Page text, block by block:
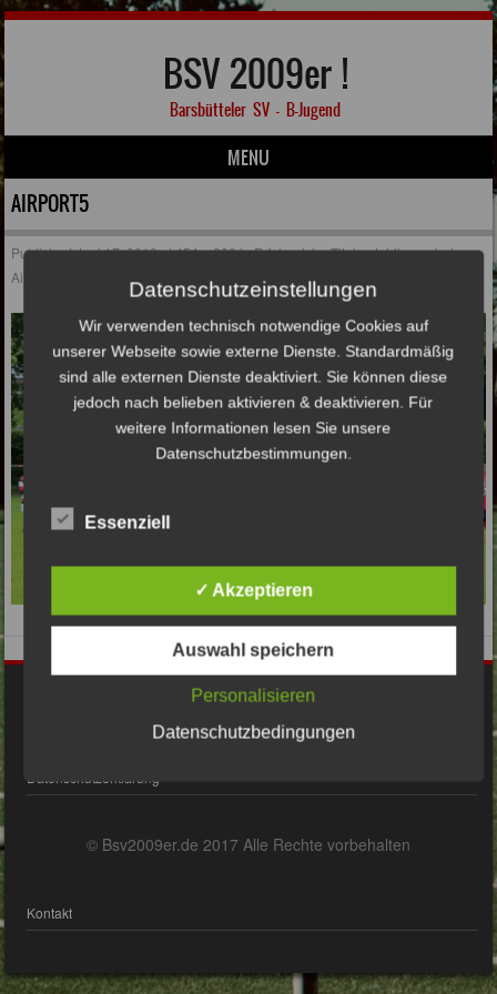
BSV 2009er !
Barsbütteler SV – B-Jugend
MENU
Skip to content
AIRPORT5
PublishedJuni 17, 2019at454 × 280inErfolgreiche Titelverteidigung beim
Airport-Cup
Datenschutzerklärung
© Bsv2009er.de 2017 Alle Rechte vorbehalten
Kontakt
Datenschutzeinstellungen
Wir verwenden technisch notwendige Cookies auf
unserer Webseite sowie externe Dienste. Standardmäßig
sind alle externen Dienste deaktiviert. Sie können diese
jedoch nach belieben aktivieren & deaktivieren. Für
weitere Informationen lesen Sie unsere
Datenschutzbestimmungen.
Essenziell
✓ Akzeptieren
Auswahl speichern
Personalisieren
Datenschutzbedingungen